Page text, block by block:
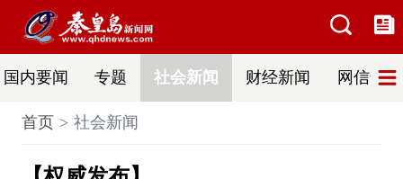
国内要闻 专题 社会新闻 财经新闻 网信普法
首页 社会新闻